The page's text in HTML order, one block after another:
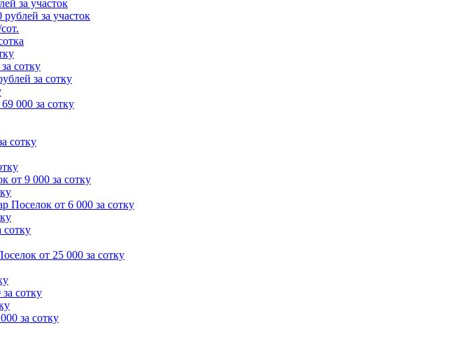
за участок
рублей за участок
сотку
за сотку
69 000 за сотку
сотку
от 9 000 за сотку
Поселок от 6 000 за сотку
сотку
от 25 000 за сотку
сотку
за сотку